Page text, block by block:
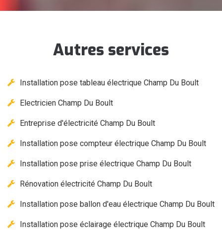
Autres services
Installation pose tableau électrique Champ Du Boult
Electricien Champ Du Boult
Entreprise d'électricité Champ Du Boult
Installation pose compteur électrique Champ Du Boult
Installation pose prise électrique Champ Du Boult
Rénovation électricité Champ Du Boult
Installation pose ballon d'eau électrique Champ Du Boult
Installation pose éclairage électrique Champ Du Boult